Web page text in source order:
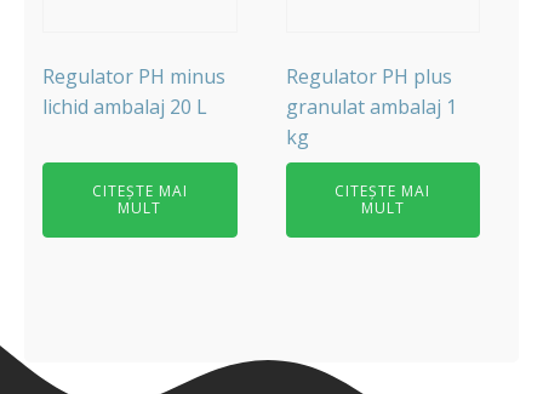
Regulator PH minus
lichid ambalaj 20 L
CITEȘTE MAI
MULT
Regulator PH plus
granulat ambalaj 1
kg
CITEȘTE MAI
MULT